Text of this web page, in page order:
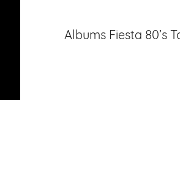
Albums Fiesta 80’s